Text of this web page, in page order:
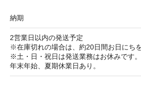
納期
2営業日以内の発送予定
※在庫切れの場合は、約20日間お日にちを
※土・日・祝日は発送業務はお休みです。
年末年始、夏期休業日あり。